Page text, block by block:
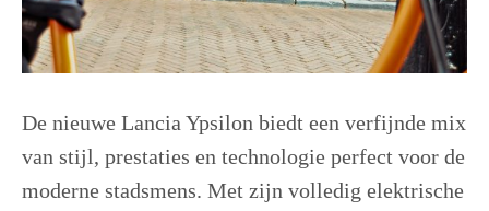
De nieuwe Lancia Ypsilon biedt een verfijnde mix
van stijl, prestaties en technologie perfect voor de
moderne stadsmens. Met zijn volledig elektrische